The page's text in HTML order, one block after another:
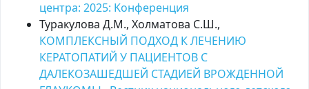
центра: 2025: Kонференция
Туракулова Д.М., Холматова С.Ш.,
КОМПЛЕКСНЫЙ ПОДХОД К ЛЕЧЕНИЮ
КЕРАТОПАТИЙ У ПАЦИЕНТОВ С
ДАЛЕКОЗАШЕДШЕЙ СТАДИЕЙ ВРОЖДЕННОЙ